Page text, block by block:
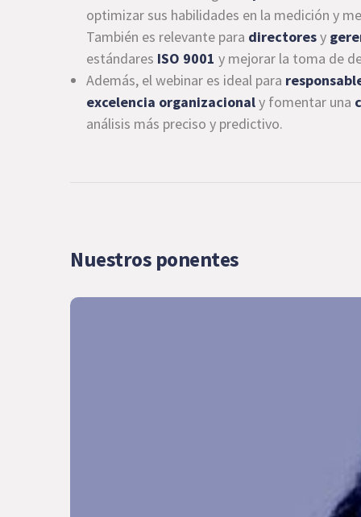
optimizar sus habilidades en la medición y
También es relevante para directoresy
estándares ISO 9001 y mejorar la toma de
Además, el webinar es ideal para
excelencia organizacionaly fomentar una
análisis más preciso y predictivo.
Nuestros ponentes